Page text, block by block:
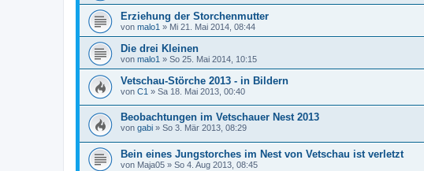
Erziehung der Storchenmutter
von malo1 » Mi 21. Mai 2014, 08:44
Die drei Kleinen
von malo1 » So 25. Mai 2014, 10:15
Vetschau-Störche 2013 - in Bildern
von C1 » Sa 18. Mai 2013, 00:40
Beobachtungen im Vetschauer Nest 2013
von gabi » So 3. Mär 2013, 08:29
Bein eines Jungstorches im Nest von Vetschau ist verletzt
von Maja05 » So 4. Aug 2013, 08:45